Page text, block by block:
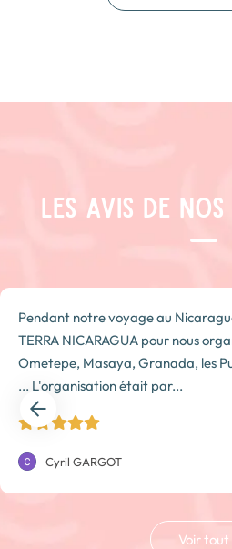
LES AVIS DE
Pendant notre voyage au
TERRA NICARAGUA pour nous
Ometepe, Masaya, Granada, les
... L'organisation était par...
Cyril GARGOT
Voir tout